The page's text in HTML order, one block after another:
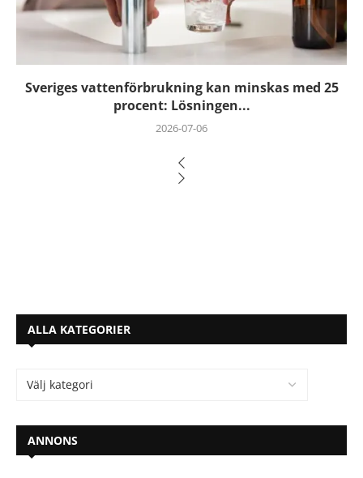
Sveriges vattenförbrukning kan minskas med 25
procent: Lösningen...
2026-07-06
ALLA KATEGORIER
ANNONS